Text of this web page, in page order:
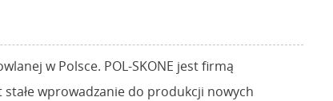
w Polsce. POL-SKONE jest firmą
wprowadzanie do produkcji nowych